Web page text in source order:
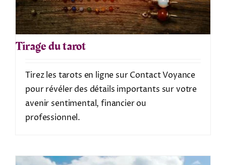
Tirage du tarot
Tirez les tarots en ligne sur Contact Voyance
pour révéler des détails importants sur votre
avenir sentimental, financier ou
professionnel.